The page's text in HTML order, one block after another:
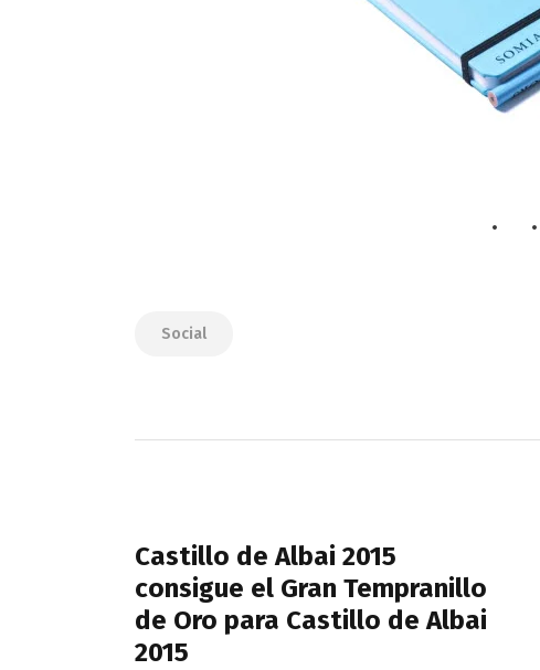
Social
entradas
Castillo de Albai 2015
consigue el Gran Tempranillo
de Oro para Castillo de Albai
2015